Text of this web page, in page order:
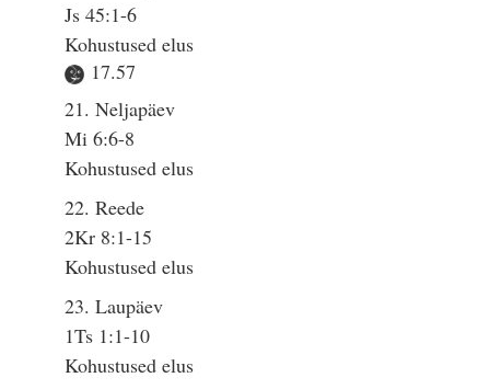
Js 45:1-6
Kohustused elus
17.57
21. Neljapäev
Mi 6:6-8
Kohustused elus
22. Reede
2Kr 8:1-15
Kohustused elus
23. Laupäev
1Ts 1:1-10
Kohustused elus